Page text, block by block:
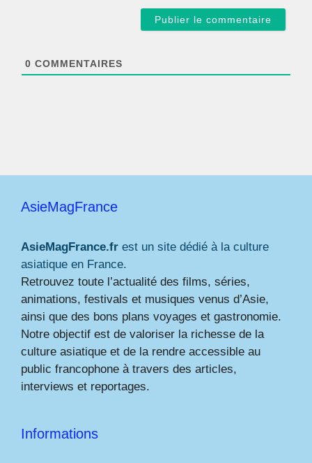
0 COMMENTAIRES
AsieMagFrance
AsieMagFrance.fr est un site dédié à la culture
asiatique en France.
Retrouvez toute l’actualité des films, séries,
animations, festivals et musiques venus d’Asie,
ainsi que des bons plans voyages et gastronomie.
Notre objectif est de valoriser la richesse de la
culture asiatique et de la rendre accessible au
public francophone à travers des articles,
interviews et reportages.
Informations